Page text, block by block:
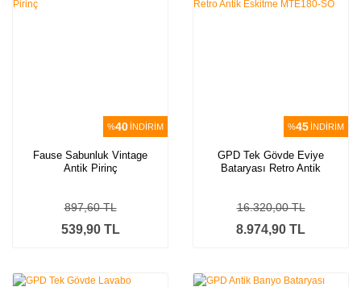
%40 İNDİRİM
Fause Sabunluk Vintage
Antik Pirinç
539,90 TL
897,60 TL
%45 İNDİRİM
GPD Tek Gövde Eviye
Bataryası Retro Antik
8.974,90 TL
16.320,00 TL